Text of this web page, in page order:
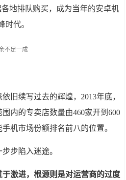
地排队购买，成为当年的安卓机
时代。
旧续写过去的辉煌，2013年底，
内的专卖店数量由460家开到600
机市场份额排名前八的位置。
步陷入迷途。
激进，根源则是对运营商的过度